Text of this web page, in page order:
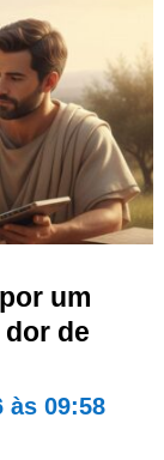
um
de
às 09:58